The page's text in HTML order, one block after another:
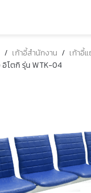
/ เก้าอี้สำนักงาน / เก้าอี้
อิโตกิ รุ่น WTK-04